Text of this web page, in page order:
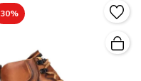
30%